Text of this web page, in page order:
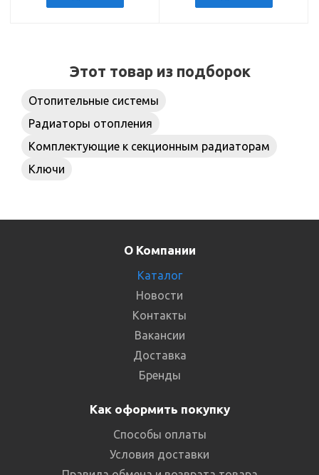
Этот товар из подборок
Отопительные системы
Радиаторы отопления
Комплектующие к секционным радиаторам
Ключи
О Компании
Каталог
Новости
Контакты
Вакансии
Доставка
Бренды
Как оформить покупку
Способы оплаты
Условия доставки